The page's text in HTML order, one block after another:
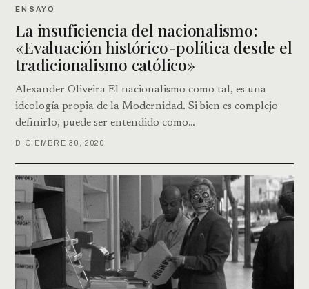
ENSAYO
La insuficiencia del nacionalismo:
«Evaluación histórico-política desde el
tradicionalismo católico»
Alexander Oliveira El nacionalismo como tal, es una
ideología propia de la Modernidad. Si bien es complejo
definirlo, puede ser entendido como…
DICIEMBRE 30, 2020